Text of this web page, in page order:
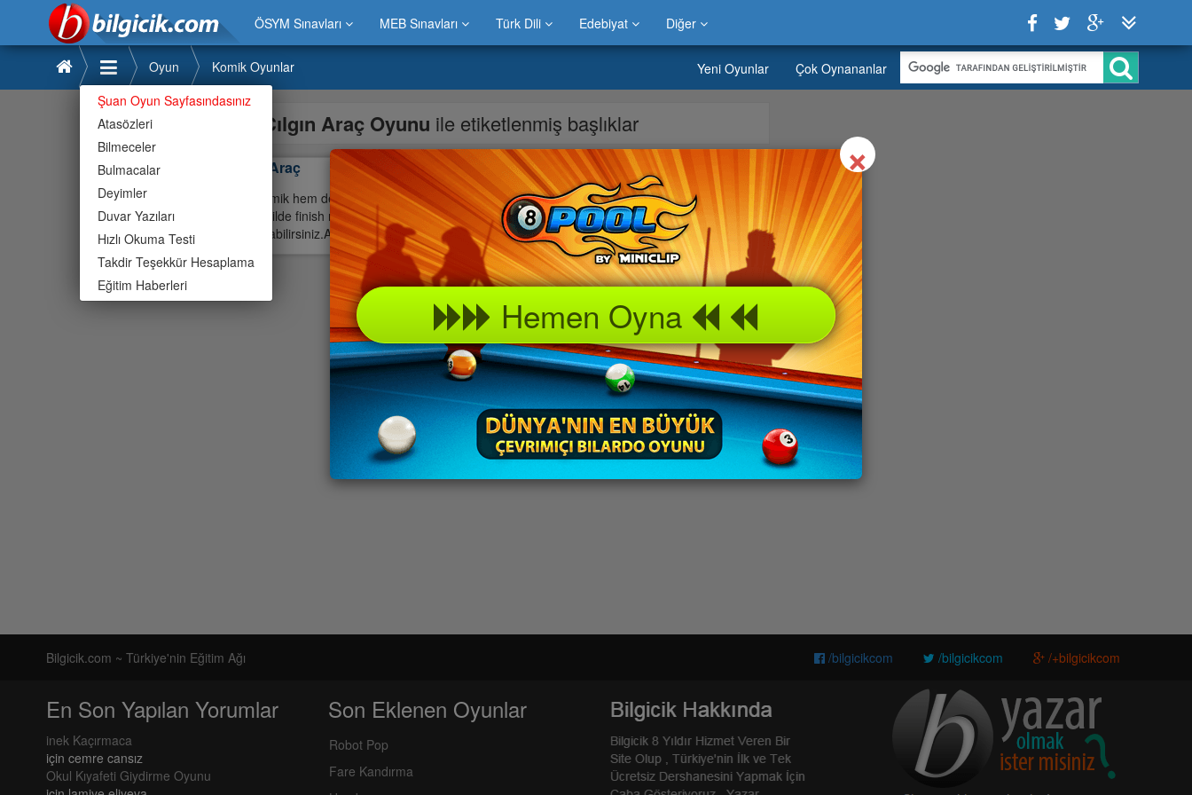
ÖSYM Sınavları MEB Sınavları Türk Dili Edebiyat Diğer
Şuan Oyun Sayfasındasınız
Atasözleri
Bilmeceler
Bulmacalar
Deyimler
Duvar Yazıları
Hızlı Okuma Testi
Takdir Teşekkür Hesaplama
Eğitim Haberleri
Oyun Komik Oyunlar Yeni Oyunlar Çok Oynananlar
Çılgın Araç Oyunu ile etiketlenmiş başlıklar
Çılgın Araç
Hem komik hem de güzel bir macera oyunu olan çılgın araç oyunu oyunda arabayı devirmeden
aynı şekilde finish noktasına varmak.Ayrıca oyunda karşınıza çıkan komik koyunları
kovalayabilirsiniz.Ayrıca space tuşu ile arabanın yönünü değiştirebilirsiniz.
Bilgicik.com ~ Türkiye'nin Eğitim Ağı /bilgicikcom /bilgicikcom /+bilgicikcom
En Son Yapılan Yorumlar
inek Kaçırmaca
için cemre cansız
Okul Kıyafeti Giydirme Oyunu
Son Eklenen Oyunlar
Robot Pop
Fare Kandırma
×Close
Hemen Oyna